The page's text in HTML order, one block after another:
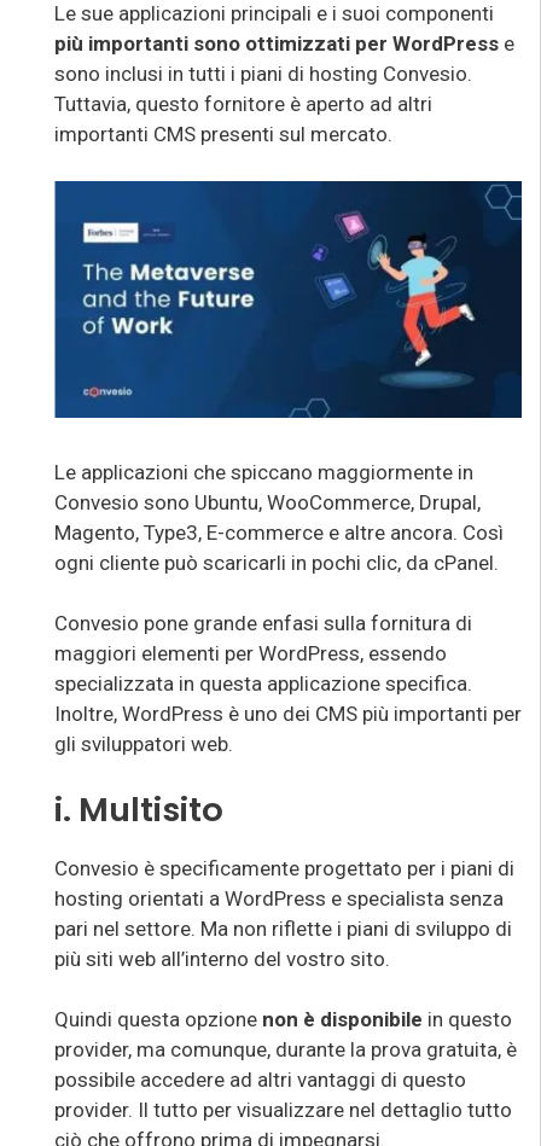
Le sue applicazioni principali e i suoi componenti
più importanti sono ottimizzati per WordPress e
sono inclusi in tutti i piani di hosting Convesio.
Tuttavia, questo fornitore è aperto ad altri
importanti CMS presenti sul mercato.
Le applicazioni che spiccano maggiormente in
Convesio sono Ubuntu, WooCommerce, Drupal,
Magento, Type3, E-commerce e altre ancora. Così
ogni cliente può scaricarli in pochi clic, da cPanel.
Convesio pone grande enfasi sulla fornitura di
maggiori elementi per WordPress, essendo
specializzata in questa applicazione specifica.
Inoltre, WordPress è uno dei CMS più importanti per
gli sviluppatori web.
i. Multisito
Convesio è specificamente progettato per i piani di
hosting orientati a WordPress e specialista senza
pari nel settore. Ma non riflette i piani di sviluppo di
più siti web all’interno del vostro sito.
Quindi questa opzione non è disponibile in questo
provider, ma comunque, durante la prova gratuita, è
possibile accedere ad altri vantaggi di questo
provider. Il tutto per visualizzare nel dettaglio tutto
ciò che offrono prima di impegnarsi.